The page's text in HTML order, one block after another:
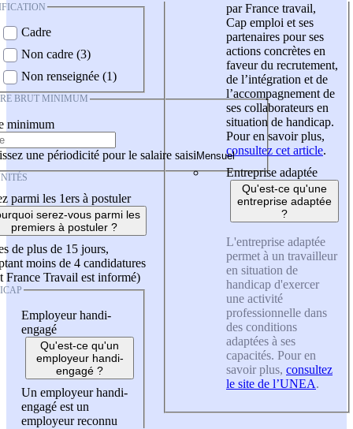
Cadre
Non cadre (3)
Non renseignée (1)
BRUT MINIMUM
minimum
une périodicité pour le salaire saisi
parmi les 1ers à postuler
serez-vous parmi les
premiers à postuler ?
de plus de 15 jours,
moins de 4 candidatures
France Travail est informé)
Employeur handi-
engagé
Qu'est-ce qu'un
employeur handi-
engagé ?
Un employeur handi-
engagé est un
employeur reconnu
par France travail,
Cap emploi et ses
partenaires pour ses
actions concrètes en
faveur du recrutement,
de l’intégration et de
l’accompagnement de
ses collaborateurs en
situation de handicap.
Pour en savoir plus,
consultez cet article.
Entreprise adaptée
Qu'est-ce qu'une
entreprise adaptée
?
L'entreprise adaptée
permet à un travailleur
en situation de
handicap d'exercer
une activité
professionnelle dans
des conditions
adaptées à ses
capacités. Pour en
savoir plus, consultez
le site de l’UNEA.